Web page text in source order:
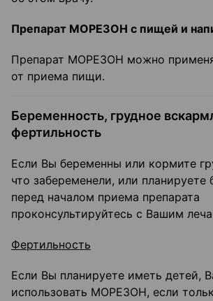
Препарат МОРЕЗОН с пищей и
Препарат МОРЕЗОН можно
от приема пищи.
Беременность, грудное
фертильность
Если Вы беременны или кормите
что забеременели, или планируете
перед началом приема препарата
проконсультируйтесь с Вашим
Фертильность
Если Вы планируете иметь детей,
использовать МОРЕЗОН, если